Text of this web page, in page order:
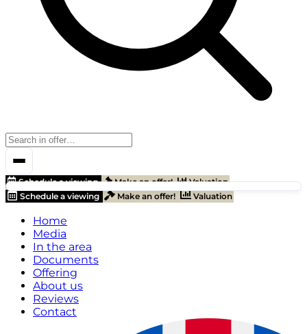
Schedule a viewing Make an offer!
Valuation
Schedule a viewing
Make an offer! Valuation
Home
Media
In the area
Documents
Offering
About us
Reviews
Contact